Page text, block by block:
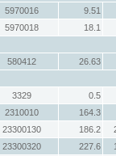
5970016
9.51
5970018
18.1
580412
26.63
3329
0.5
2310010
164.3
23300130 186.2
23300320 227.6